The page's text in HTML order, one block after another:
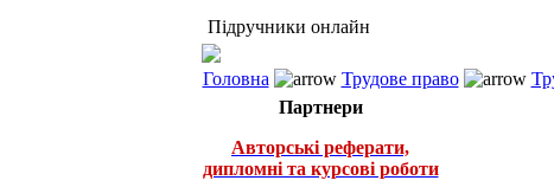
Підручники онлайн
Головна Трудове право
Партнери
Авторські реферати,
дипломні та курсові роботи